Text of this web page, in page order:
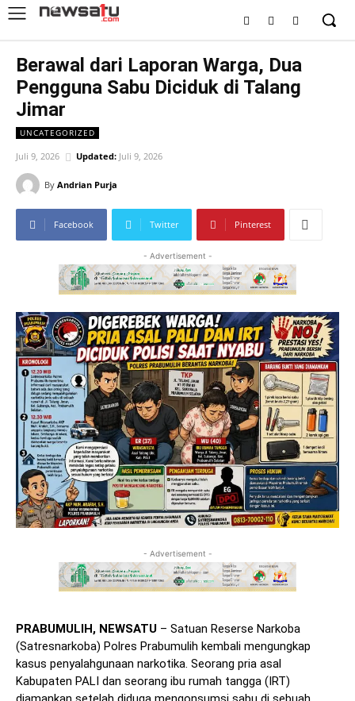
Berawal dari Laporan Warga, Dua
Pengguna Sabu Diciduk di Talang
Jimar
UNCATEGORIZED
Juli 9, 2026 Updated: Juli 9, 2026
By Andrian Purja
Facebook Twitter Pinterest
- Advertisement -
- Advertisement -
PRABUMULIH, NEWSATU – Satuan Reserse Narkoba
(Satresnarkoba) Polres Prabumulih kembali mengungkap
kasus penyalahgunaan narkotika. Seorang pria asal
Kabupaten PALI dan seorang ibu rumah tangga (IRT)